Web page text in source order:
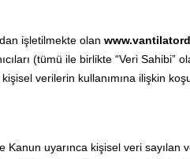
işletilmekte olan
(tümü ile birlikte “Veri Sahibi”
kişisel verilerin kullanımına ilişkin
Kanun uyarınca kişisel veri sayılan